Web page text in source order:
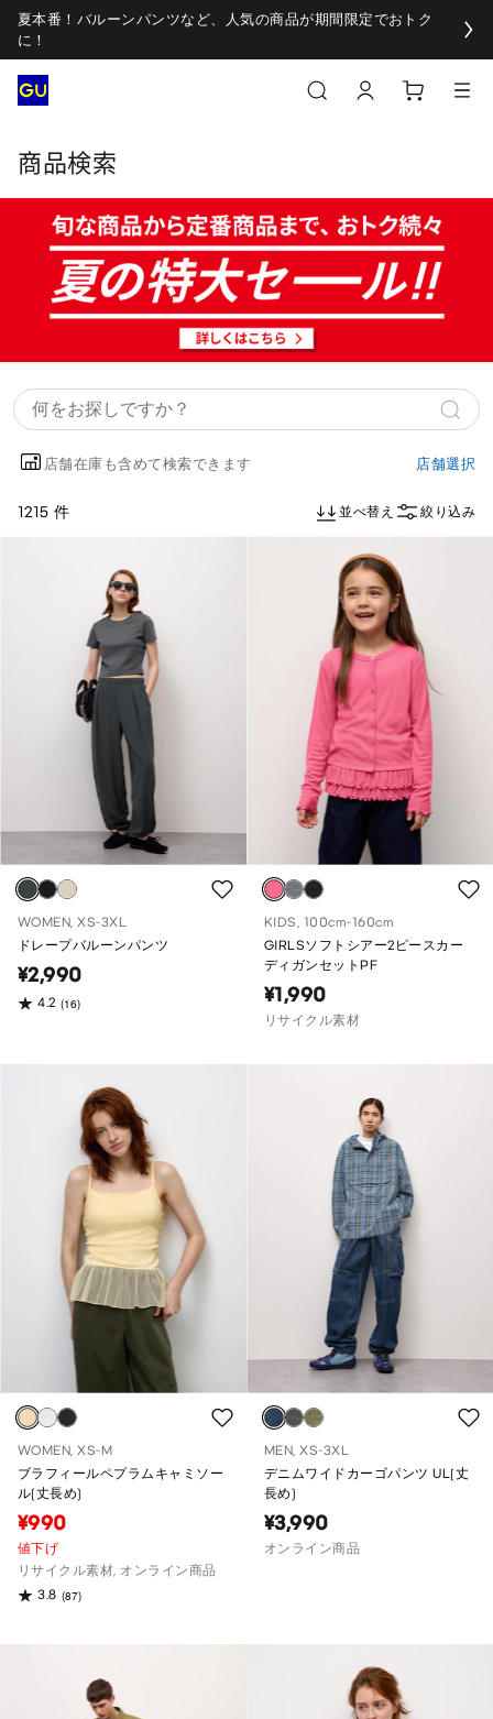
夏本番！バルーンパンツなど、人気の商品が期間限定でおトク
に！
商品検索
店舗在庫も含めて検索できます 店舗選択
1215 件 並べ替え 絞り込み
WOMEN, XS-3XL
ドレープバルーンパンツ
¥2,990
4.2 (16)
KIDS, 100cm-160cm
GIRLSソフトシアー2ピースカー
ディガンセットPF
¥1,990
リサイクル素材
WOMEN, XS-M
ブラフィールペプラムキャミソー
ル(丈長め)
¥990
値下げ
リサイクル素材, オンライン商品
3.8 (87)
MEN, XS-3XL
デニムワイドカーゴパンツ UL(丈
長め)
¥3,990
オンライン商品